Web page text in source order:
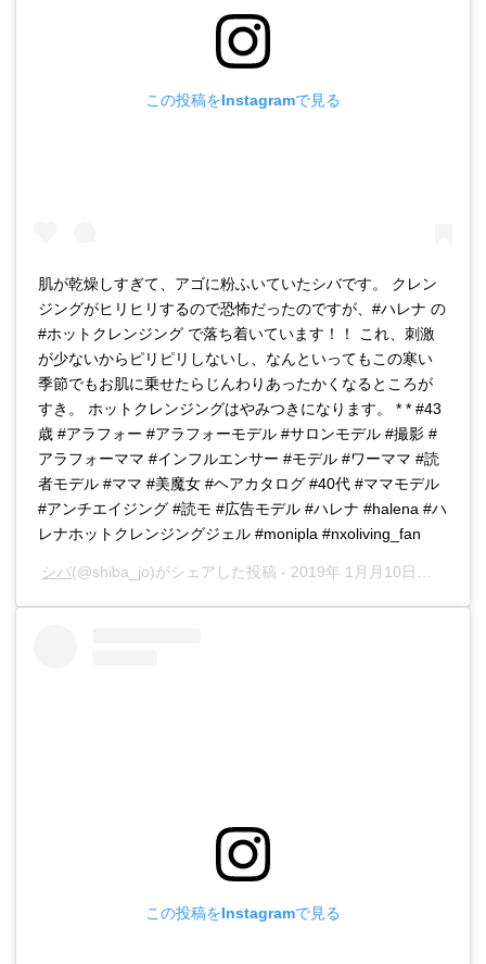
この投稿をInstagramで見る
肌が乾燥しすぎて、アゴに粉ふいていたシバです。 クレン
ジングがヒリヒリするので恐怖だったのですが、#ハレナ の
#ホットクレンジング で落ち着いています！！ これ、刺激
が少ないからピリピリしないし、なんといってもこの寒い
季節でもお肌に乗せたらじんわりあったかくなるところが
すき。 ホットクレンジングはやみつきになります。 * * #43
歳 #アラフォー #アラフォーモデル #サロンモデル #撮影 #
アラフォーママ #インフルエンサー #モデル #ワーママ #読
者モデル #ママ #美魔女 #ヘアカタログ #40代 #ママモデル
#アンチエイジング #読モ #広告モデル #ハレナ #halena #ハ
レナホットクレンジングジェル #monipla #nxoliving_fan
シバ(@shiba_jo)がシェアした投稿 - 2019年 1月月10日午後11時39分PST
この投稿をInstagramで見る